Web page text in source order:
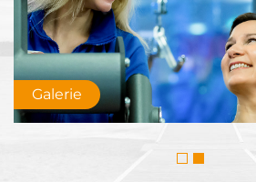
Galerie